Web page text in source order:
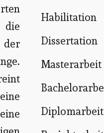
die
Habilitation
Dissertation
Masterarbeit
Diplomarbeit